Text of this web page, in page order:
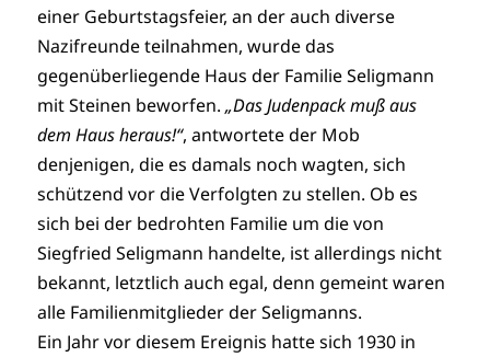
einer Geburtstagsfeier, an der auch diverse
Nazifreunde teilnahmen, wurde das
gegenüberliegende Haus der Familie Seligmann
mit Steinen beworfen.„Das Judenpack muß aus
dem Haus heraus!“, antwortete der Mob
denjenigen, die es damals noch wagten, sich
schützend vor die Verfolgten zu stellen. Ob es
sich bei der bedrohten Familie um die von
Siegfried Seligmann handelte, ist allerdings nicht
bekannt, letztlich auch egal, denn gemeint waren
alle Familienmitglieder der Seligmanns.
Ein Jahr vor diesem Ereignis hatte sich 1930 in